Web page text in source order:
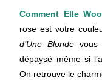
Comment Elle
rose est votre
d’Une Blonde vous
dépaysé même si
On retrouve le